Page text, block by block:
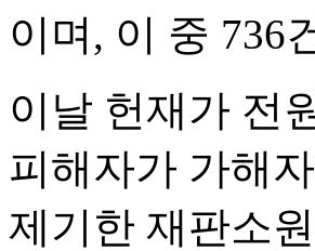
이며, 이 중 736
이날 헌재가 전
피해자가 가해
제기한 재판소